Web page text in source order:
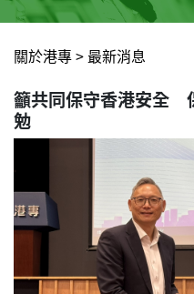
關於港專> 最新消息
籲共同保守香港安全
勉